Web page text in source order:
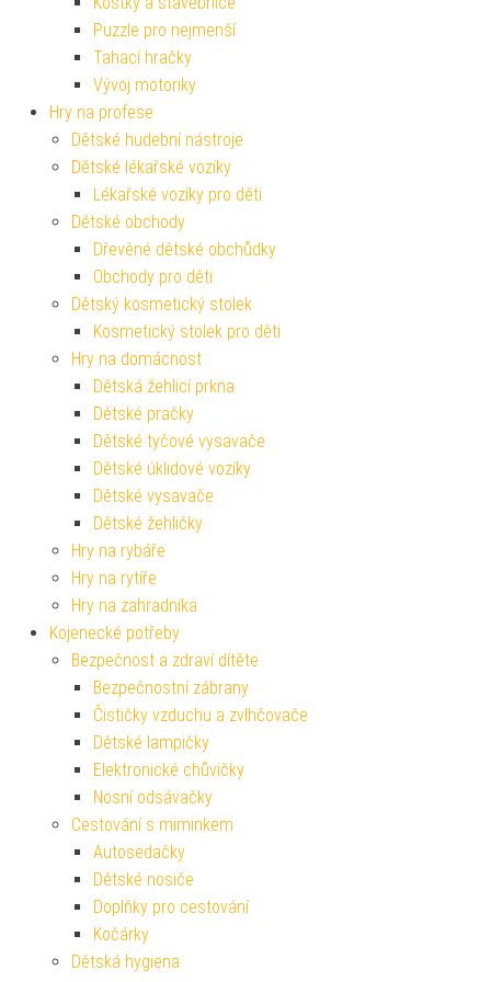
Puzzle pro nejmenší
Tahací hračky
Vývoj motoriky
Hry na profese
Dětské hudební nástroje
Dětské lékařské vozíky
Lékařské vozíky pro děti
Dětské obchody
Dřevěné dětské obchůdky
Obchody pro děti
Dětský kosmetický stolek
Kosmetický stolek pro děti
Hry na domácnost
Dětská žehlicí prkna
Dětské pračky
Dětské tyčové vysavače
Dětské úklidové vozíky
Dětské vysavače
Dětské žehličky
Hry na rybáře
Hry na rytíře
Hry na zahradníka
Kojenecké potřeby
Bezpečnost a zdraví dítěte
Bezpečnostní zábrany
Čističky vzduchu a zvlhčovače
Dětské lampičky
Elektronické chůvičky
Nosní odsávačky
Cestování s miminkem
Autosedačky
Dětské nosiče
Doplňky pro cestování
Kočárky
Dětská hygiena